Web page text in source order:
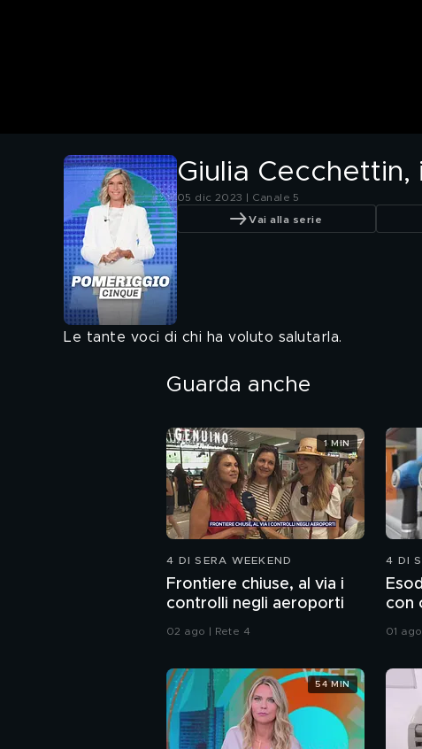
Giulia
05 dic 2023 | Canale 5
Vai alla serie
Le tante voci di chi ha voluto salutarla.
Guarda anche
4 DI SERA WEEKEND
Frontiere chiuse, al via i
controlli negli aeroporti
02 ago | Rete 4
1 MIN
4 DI
con
01
54 MIN